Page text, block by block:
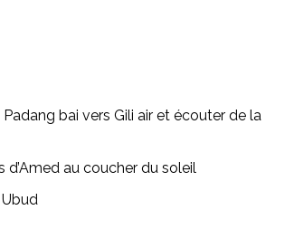
bai vers Gili air et écouter de la
au coucher du soleil